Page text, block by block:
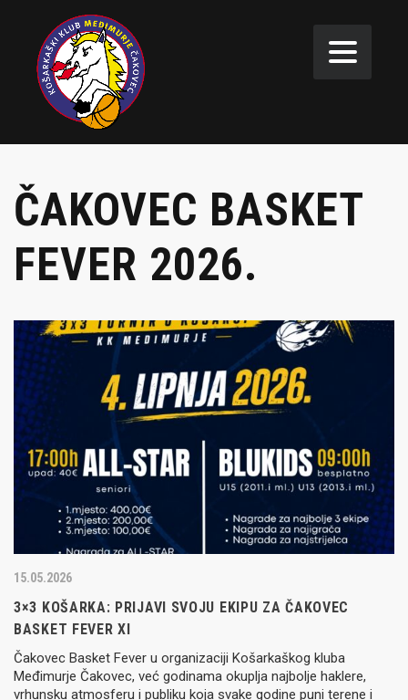
ČAKOVEC BASKET
FEVER 2026.
15.05.2026
3×3 KOŠARKA: PRIJAVI SVOJU EKIPU ZA ČAKOVEC
BASKET FEVER XI
Čakovec Basket Fever u organizaciji Košarkaškog kluba
Međimurje Čakovec, već godinama okuplja najbolje haklere,
vrhunsku atmosferu i publiku koja svake godine puni terene i